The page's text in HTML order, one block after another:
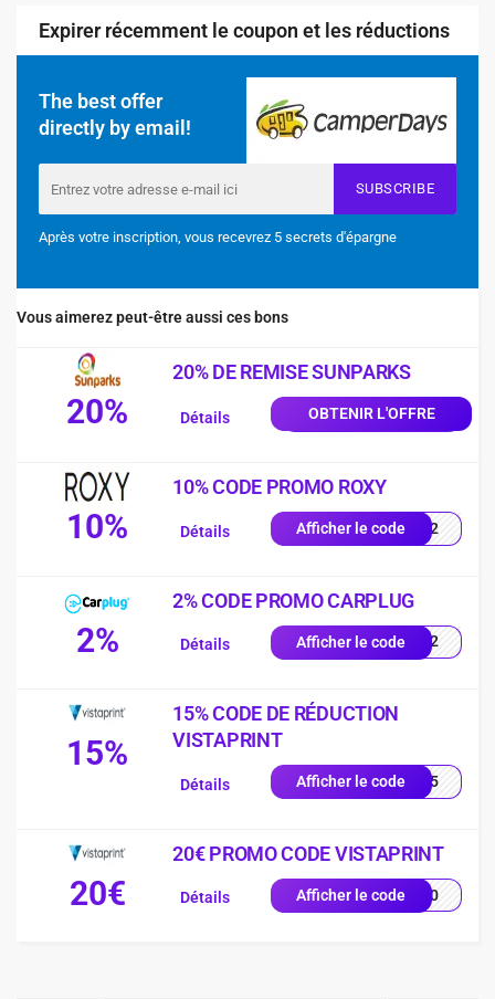
Expirer récemment le coupon et les réductions
The best offer
directly by email!
SUBSCRIBE
Après votre inscription, vous recevrez 5 secrets d'épargne
Vous aimerez peut-être aussi ces bons
20%
20% DE REMISE SUNPARKS
OBTENIR L'OFFRE
Détails
10%
10% CODE PROMO ROXY
Afficher le codeD942
Détails
2%
2% CODE PROMO CARPLUG
Afficher le codeRNE2
Détails
15%
15% CODE DE RÉDUCTION
VISTAPRINT
Afficher le codeUE15
Détails
20€
20€ PROMO CODE VISTAPRINT
Afficher le codeMO20
Détails